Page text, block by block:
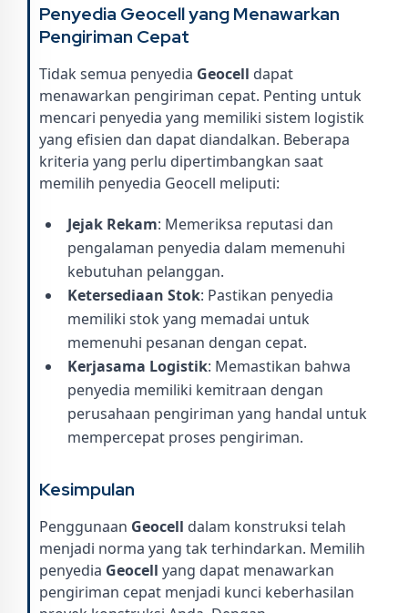
Penyedia Geocell yang Menawarkan
Pengiriman Cepat
Tidak semua penyedia Geocell dapat
menawarkan pengiriman cepat. Penting untuk
mencari penyedia yang memiliki sistem logistik
yang efisien dan dapat diandalkan. Beberapa
kriteria yang perlu dipertimbangkan saat
memilih penyedia Geocell meliputi:
Jejak Rekam: Memeriksa reputasi dan
pengalaman penyedia dalam memenuhi
kebutuhan pelanggan.
Ketersediaan Stok: Pastikan penyedia
memiliki stok yang memadai untuk
memenuhi pesanan dengan cepat.
Kerjasama Logistik: Memastikan bahwa
penyedia memiliki kemitraan dengan
perusahaan pengiriman yang handal untuk
mempercepat proses pengiriman.
Kesimpulan
Penggunaan Geocell dalam konstruksi telah
menjadi norma yang tak terhindarkan. Memilih
penyedia Geocell yang dapat menawarkan
pengiriman cepat menjadi kunci keberhasilan